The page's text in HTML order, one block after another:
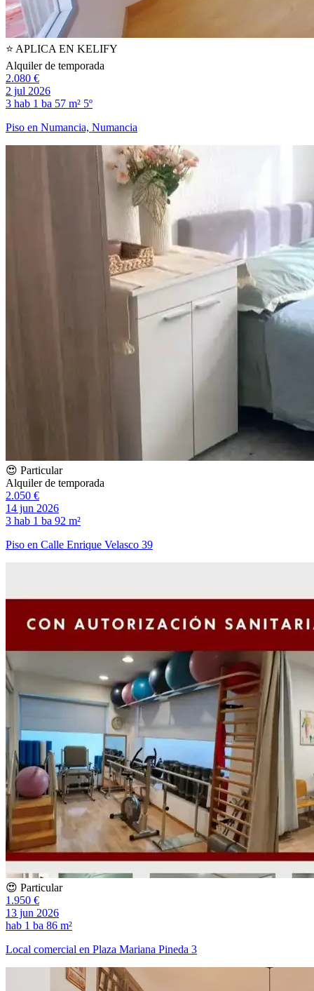
⭐️ APLICA EN KELIFY
Alquiler de temporada
2.080 €
2 jul 2026
3 hab 1 ba 57 m² 5º
Piso en Numancia, Numancia
😍 Particular
Alquiler de temporada
2.050 €
14 jun 2026
3 hab 1 ba 92 m²
Piso en Calle Enrique Velasco 39
😍 Particular
1.950 €
13 jun 2026
hab 1 ba 86 m²
Local comercial en Plaza Mariana Pineda 3